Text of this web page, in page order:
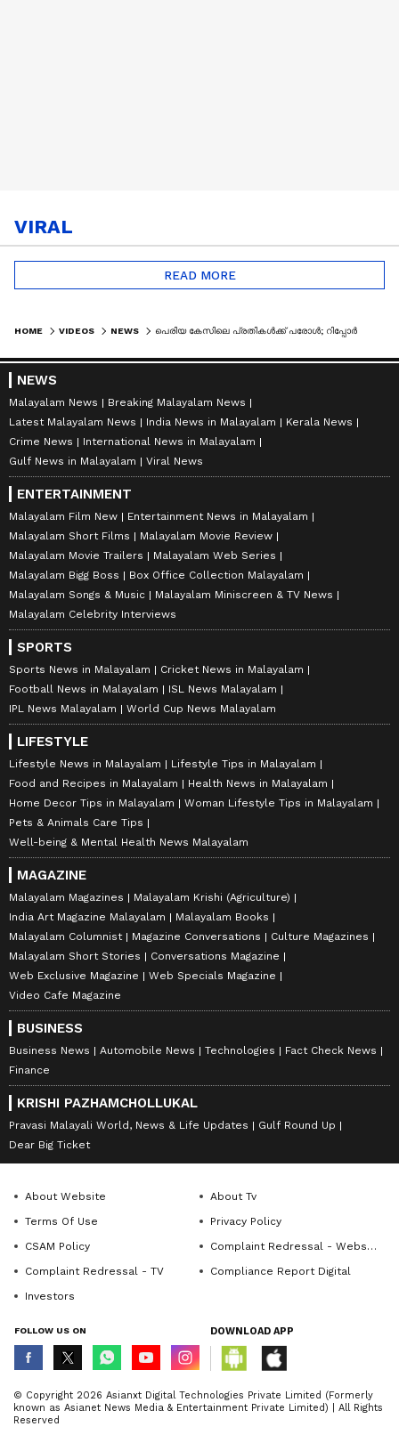
VIRAL
READ MORE
HOME VIDEOS NEWS
NEWS
Malayalam News
Breaking Malayalam News
Latest Malayalam News
India News in Malayalam
Kerala News
Crime News
International News in Malayalam
Gulf News in Malayalam
Viral News
ENTERTAINMENT
Malayalam Film New
Entertainment News in Malayalam
Malayalam Short Films
Malayalam Movie Review
Malayalam Movie Trailers
Malayalam Web Series
Malayalam Bigg Boss
Box Office Collection Malayalam
Malayalam Songs & Music
Malayalam Miniscreen & TV News
Malayalam Celebrity Interviews
SPORTS
Sports News in Malayalam
Cricket News in Malayalam
Football News in Malayalam
ISL News Malayalam
IPL News Malayalam
World Cup News Malayalam
LIFESTYLE
Lifestyle News in Malayalam
Lifestyle Tips in Malayalam
Food and Recipes in Malayalam
Health News in Malayalam
Home Decor Tips in Malayalam
Woman Lifestyle Tips in Malayalam
Pets & Animals Care Tips
Well-being & Mental Health News Malayalam
MAGAZINE
Malayalam Magazines
Malayalam Krishi (Agriculture)
India Art Magazine Malayalam
Malayalam Books
Malayalam Columnist
Magazine Conversations
Culture Magazines
Malayalam Short Stories
Conversations Magazine
Web Exclusive Magazine
Web Specials Magazine
Video Cafe Magazine
BUSINESS
Business News Automobile News Technologies
Fact Check News
Finance
KRISHI PAZHAMCHOLLUKAL
Pravasi Malayali World, News & Life Updates
Gulf Round Up
Dear Big Ticket
About Website
About Tv
Terms Of Use
Privacy Policy
CSAM Policy
Complaint Redressal - Website
Complaint Redressal - TV
Compliance Report Digital
Investors
FOLLOW US ON DOWNLOAD APP
© Copyright 2026 Asianxt Digital Technologies Private Limited (Formerly
known as Asianet News Media & Entertainment Private Limited) | All Rights
Reserved